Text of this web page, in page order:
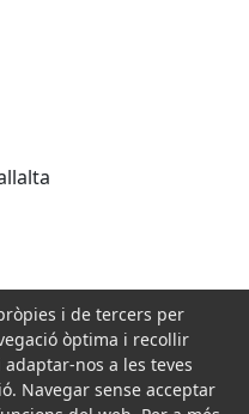
i de tercers per
òptima i recollir
nos a les teves
Navegar sense acceptar